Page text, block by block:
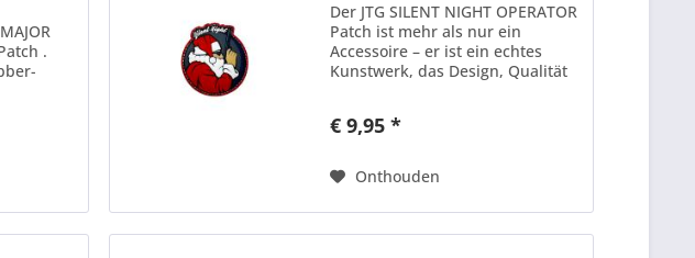
.
Ihre
Der JTG SILENT NIGHT OPERATOR
Patch ist mehr als nur ein
Accessoire – er ist ein echtes
Kunstwerk, das Design, Qualität
Edition aus der JTG Art-Collection
€ 9,95 *
Onthouden